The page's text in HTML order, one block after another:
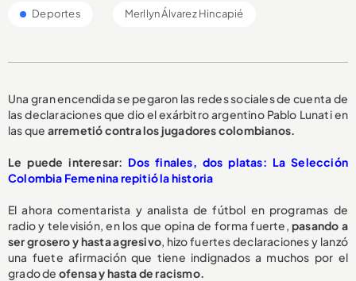
Deportes Merllyn Álvarez Hincapié
Una gran encendida se pegaron las redes sociales de cuenta de
las declaraciones que dio el exárbitro argentino Pablo Lunati en
las que arremetió contra los jugadores colombianos.
Le puede interesar: Dos finales, dos platas: La Selección
Colombia Femenina repitió la historia
El ahora comentarista y analista de fútbol en programas de
radio y televisión, en los que opina de forma fuerte,pasando a
ser grosero y hasta agresivo, hizo fuertes declaraciones y lanzó
una fuete afirmación que tiene indignados a muchos por el
grado de ofensa y hasta de racismo.